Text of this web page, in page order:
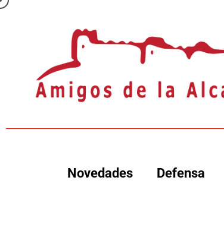
Novedades Defensa